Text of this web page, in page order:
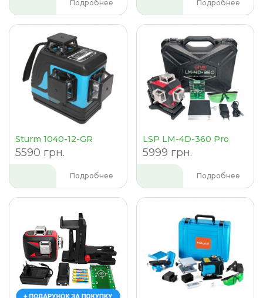
Подробнее Подробнее
Sturm 1040-12-GR
5590 грн.
Подробнее
LSP LM-4D-360 Pro
5999 грн.
Подробнее